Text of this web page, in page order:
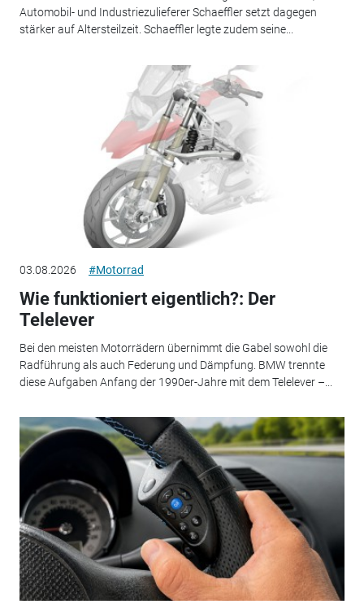
Automobil- und Industriezulieferer Schaeffler setzt dagegen
stärker auf Altersteilzeit. Schaeffler legte zudem seine...
03.08.2026 #Motorrad
Wie funktioniert eigentlich?: Der
Telelever
Bei den meisten Motorrädern übernimmt die Gabel sowohl die
Radführung als auch Federung und Dämpfung. BMW trennte
diese Aufgaben Anfang der 1990er-Jahre mit dem Telelever –...